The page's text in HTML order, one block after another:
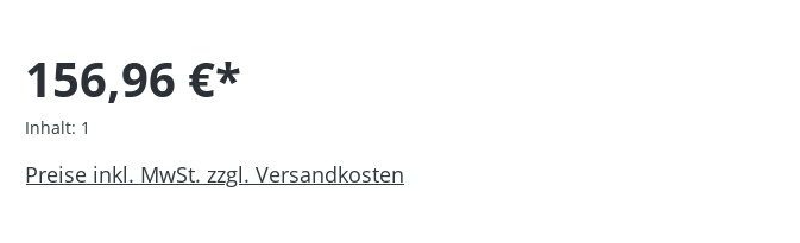
156,96 €*
Inhalt: 1
Preise inkl. MwSt. zzgl. Versandkosten